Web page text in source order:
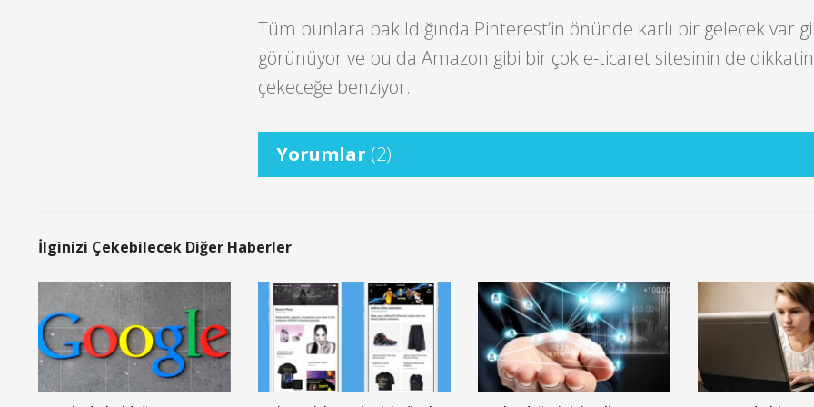
Tüm bunlara bakıldığında Pinterest’in önünde karlı bir gelecek var
görünüyor ve bu da Amazon gibi bir çok e-ticaret sitesinin de
çekeceğe benziyor.
Yorumlar (2)
İlginizi Çekebilecek Diğer Haberler